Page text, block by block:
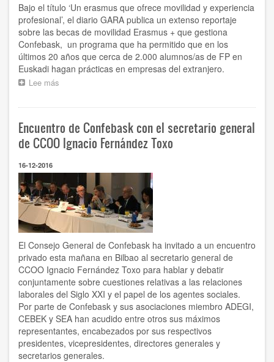
Bajo el título ‘Un erasmus que ofrece movilidad y experiencia
profesional’, el diario GARA publica un extenso reportaje
sobre las becas de movilidad Erasmus + que gestiona
Confebask, un programa que ha permitido que en los
últimos 20 años que cerca de 2.000 alumnos/as de FP en
Euskadi hagan prácticas en empresas del extranjero.
Lee más
alrededor
de
2.000
para
prácticas
de
FP
en
del
extranjero
en
los
últimos
20
años
Encuentro de Confebask con el secretario general
de CCOO Ignacio Fernández Toxo
16-12-2016
El Consejo General de Confebask ha invitado a un encuentro
privado esta mañana en Bilbao al secretario general de
CCOO Ignacio Fernández Toxo para hablar y debatir
conjuntamente sobre cuestiones relativas a las relaciones
laborales del Siglo XXI y el papel de los agentes sociales.
Por parte de Confebask y sus asociaciones miembro ADEGI,
CEBEK y SEA han acudido entre otros sus máximos
representantes, encabezados por sus respectivos
presidentes, vicepresidentes, directores generales y
secretarios generales.